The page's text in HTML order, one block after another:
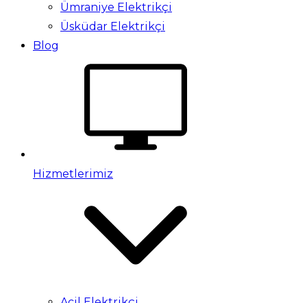
Ümraniye Elektrikçi
Üsküdar Elektrikçi
Blog
Hizmetlerimiz